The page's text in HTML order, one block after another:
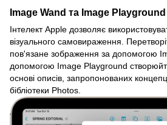
Image Wand та Image Playground
Інтелект Apple дозволяє
візуального самовираження.
пов'язане зображення за допомогою
допомогою Image Playground
основі описів, запропонованих
бібліотеки Photos.